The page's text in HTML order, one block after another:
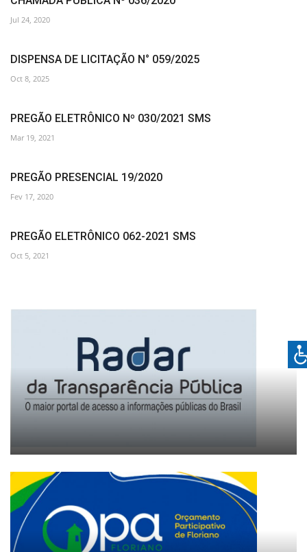
Jul 24, 2020
DISPENSA DE LICITAÇÃO N° 059/2025
Oct 8, 2025
PREGÃO ELETRÔNICO Nº 030/2021 SMS
Mar 19, 2021
PREGÃO PRESENCIAL 19/2020
Fev 17, 2020
PREGÃO ELETRÔNICO 062-2021 SMS
Oct 5, 2021